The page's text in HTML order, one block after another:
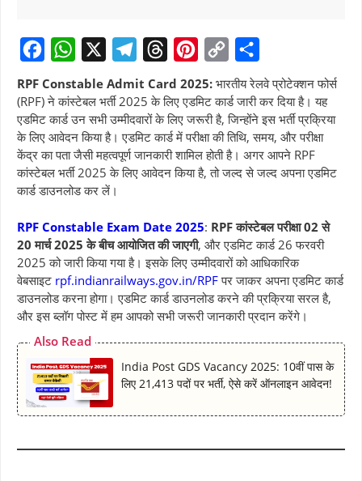
a
c
e
b
o
o
k
h
a
t
s
A
p
e
l
e
g
r
a
m
h
r
e
a
s
i
n
e
e
s
t
o
p
y
L
n
k
S
h
a
r
e
RPF Constable Admit Card 2025: भारतीय रेलवे प्रोटेक्शन फोर्स
(RPF) ने कांस्टेबल भर्ती 2025 के लिए एडमिट कार्ड जारी कर दिया है। यह
एडमिट कार्ड उन सभी उम्मीदवारों के लिए जरूरी है, जिन्होंने इस भर्ती प्रक्रिया
के लिए आवेदन किया है। एडमिट कार्ड में परीक्षा की तिथि, समय, और परीक्षा
केंद्र का पता जैसी महत्वपूर्ण जानकारी शामिल होती है। अगर आपने RPF
कांस्टेबल भर्ती 2025 के लिए आवेदन किया है, तो जल्द से जल्द अपना एडमिट
कार्ड डाउनलोड कर लें।
RPF Constable Exam Date 2025: RPF कांस्टेबल परीक्षा 02 से
20 मार्च 2025 के बीच आयोजित की जाएगी, और एडमिट कार्ड 26 फरवरी
2025 को जारी किया गया है। इसके लिए उम्मीदवारों को आधिकारिक
वेबसाइट rpf.indianrailways.gov.in/RPFपर जाकर अपना एडमिट कार्ड
डाउनलोड करना होगा। एडमिट कार्ड डाउनलोड करने की प्रक्रिया सरल है,
और इस ब्लॉग पोस्ट में हम आपको सभी जरूरी जानकारी प्रदान करेंगे।
Also Read
India Post GDS Vacancy 2025: 10वीं पास के
लिए 21,413 पदों पर भर्ती, ऐसे करें ऑनलाइन आवेदन!